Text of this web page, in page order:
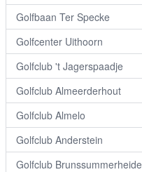
Golfbaan Ter Specke
Golfcenter Uithoorn
Golfclub 't Jagerspaadje
Golfclub Almeerderhout
Golfclub Almelo
Golfclub Anderstein
Golfclub Brunssummerheide